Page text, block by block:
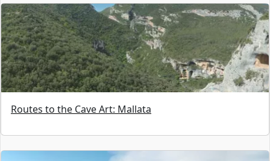
Routes to the Cave Art: Mallata